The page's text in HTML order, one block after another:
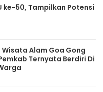
ke-50, Tampilkan Potensi
Alam Goa Gong
Ternyata Berdiri Di